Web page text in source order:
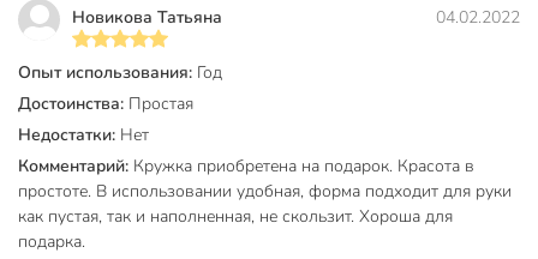
Техническая информация
Количество в наборе, шт
Вес, г
Высота, мм
170 мм
Диаметр, мм
70 мм
Объем, мл
Новикова Татьяна 04.02.2022
Опыт использования: Год
Достоинства: Простая
Недостатки: Нет
Комментарий: Кружка приобретена на подарок. Красота в
простоте. В использовании удобная, форма подходит для руки
как пустая, так и наполненная, не скользит. Хороша для
подарка.